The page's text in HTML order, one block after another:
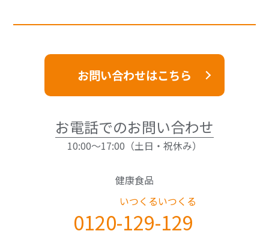
お問い合わせはこちら
お電話でのお問い合わせ
10:00～17:00（土日・祝休み）
健康食品
0120-129
いつくる
-129
いつくる